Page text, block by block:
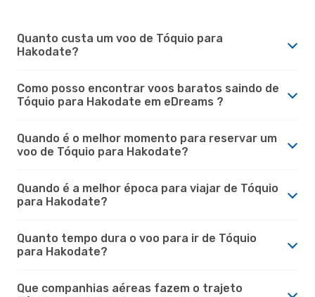
Quanto custa um voo de Tóquio para
Hakodate?
Como posso encontrar voos baratos saindo de
Tóquio para Hakodate em eDreams ?
Quando é o melhor momento para reservar um
voo de Tóquio para Hakodate?
Quando é a melhor época para viajar de Tóquio
para Hakodate?
Quanto tempo dura o voo para ir de Tóquio
para Hakodate?
Que companhias aéreas fazem o trajeto